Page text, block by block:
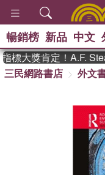
暢銷榜 新品 中文
大獎肯定！A.F.
三民網路書店
外文